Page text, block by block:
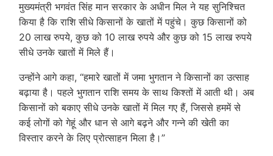
मुख्यमंत्री भगवंत सिंह मान सरकार के अधीन मिल ने यह सुनिश्चित
किया है कि राशि सीधे किसानों के खातों में पहुंचे। कुछ किसानों को
20 लाख रुपये, कुछ को 10 लाख रुपये और कुछ को 15 लाख रुपये
सीधे उनके खातों में मिले हैं।
उन्होंने आगे कहा, “हमारे खातों में जमा भुगतान ने किसानों का उत्साह
बढ़ाया है। पहले भुगतान राशि समय के साथ किश्तों में आती थी। अब
किसानों को बकाए सीधे उनके खातों में मिल गए हैं, जिससे हममें से
कई लोगों को गेहूं और धान से आगे बढ़ने और गन्ने की खेती का
विस्तार करने के लिए प्रोत्साहन मिला है।”